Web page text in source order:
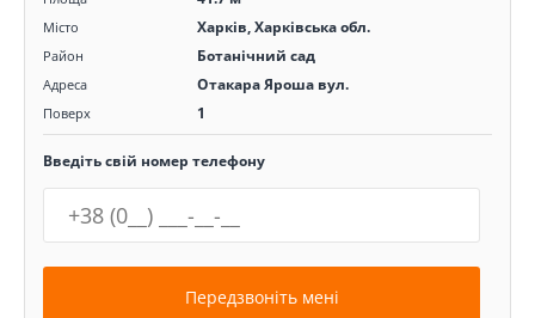
Місто Харків, Харківська обл.
Район Ботанічний сад
Адреса Отакара Яроша вул.
Поверх 1
Введіть свій номер телефону
Передзвоніть мені